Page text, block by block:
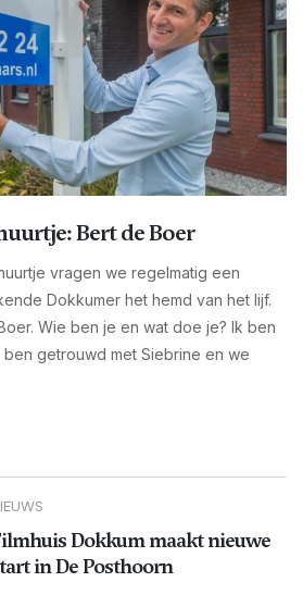
Bert de Boer
vragen we regelmatig een
Dokkumer het hemd van het lijf.
Wie ben je en wat doe je? Ik ben
ben getrouwd met Siebrine en we
Dokkum maakt nieuwe
in De Posthoorn